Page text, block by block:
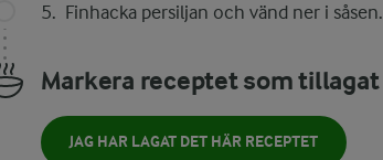
Finhacka persiljan och vänd ner i såsen.
Markera receptet som tillagat
JAG HAR LAGAT DET HÄR RECEPTET